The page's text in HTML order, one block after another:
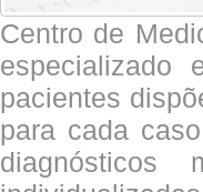
Centro de
especializado
pacientes
para cada